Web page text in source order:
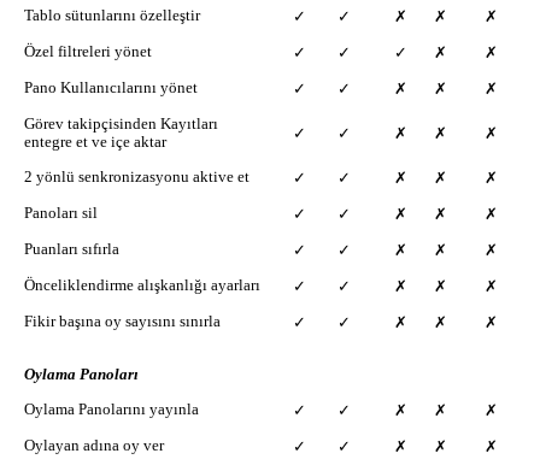
Tablo sütunlarını özelleştir ✓ ✓ ✗ ✗ ✗
Özel filtreleri yönet ✓ ✓ ✓ ✗ ✗
Pano Kullanıcılarını yönet ✓ ✓ ✗ ✗ ✗
Görev takipçisinden Kayıtları
entegre et ve içe aktar
✓ ✓ ✗ ✗ ✗
2 yönlü senkronizasyonu aktive et ✓ ✓ ✗ ✗ ✗
Panoları sil ✓ ✓ ✗ ✗ ✗
Puanları sıfırla ✓ ✓ ✗ ✗ ✗
Önceliklendirme alışkanlığı ayarları ✓ ✓ ✗ ✗ ✗
Fikir başına oy sayısını sınırla ✓ ✓ ✗ ✗ ✗
Oylama Panoları
Oylama Panolarını yayınla ✓ ✓ ✗ ✗ ✗
Oylayan adına oy ver ✓ ✓ ✗ ✗ ✗